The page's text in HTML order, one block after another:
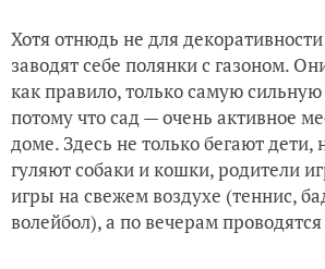
Хотя отнюдь не для
заводят себе полянки с газоном.
как правило, только самую
потому что сад — очень активное
доме. Здесь не только бегают дети,
гуляют собаки и кошки, родители
игры на свежем воздухе (теннис,
волейбол), а по вечерам